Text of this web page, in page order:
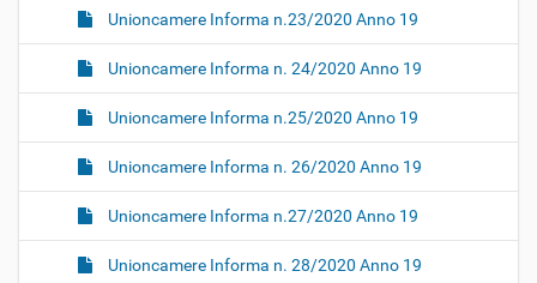
Unioncamere Informa n.23/2020 Anno 19
Unioncamere Informa n. 24/2020 Anno 19
Unioncamere Informa n.25/2020 Anno 19
Unioncamere Informa n. 26/2020 Anno 19
Unioncamere Informa n.27/2020 Anno 19
Unioncamere Informa n. 28/2020 Anno 19